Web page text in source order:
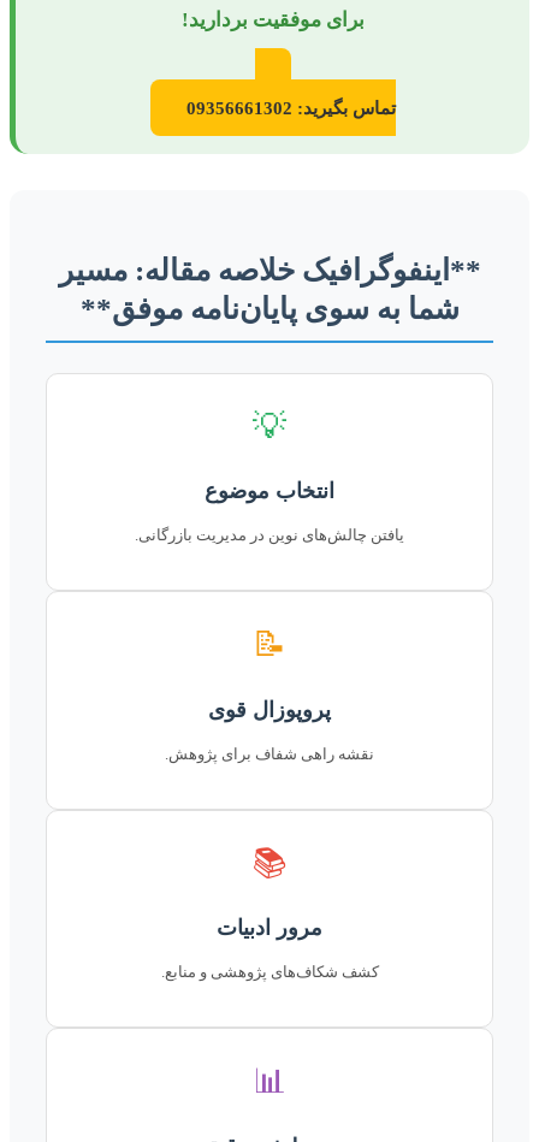
برای موفقیت بردارید!
تماس بگیرید: 09356661302
**اینفوگرافیک خلاصه مقاله: مسیر
شما به سوی پایان‌نامه موفق**
انتخاب موضوع
یافتن چالش‌های نوین در مدیریت بازرگانی.
پروپوزال قوی
نقشه راهی شفاف برای پژوهش.
مرور ادبیات
کشف شکاف‌های پژوهشی و منابع.